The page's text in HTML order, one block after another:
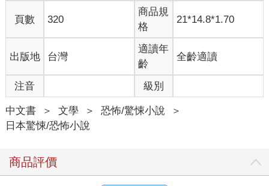
不知怎地，話題已經從批判有人拿命案當成遲到的藉口，變成熱
烈地猜測凶手的動機。但我突然想到的一件事。
「你們不覺得很像之前發生在東京都內的連續殺人案嗎……」
「妳是說那個模仿『新宿斷肢殺人案』的傢伙嗎？」
「嗯。同樣都是身體有一部分不見了。」
「都內到大宮的距離不到一小時，倒也不是不可能。」
這時，日向姐打斷了我們的對話。
「那個……我想到一個非常瘋狂的可能性。」
接著，她傳了一個淚眼迷濛、渾身發抖的小熊貼圖。
「發生在都內的連續殺人案，是不是跟阿幸做的夢有點像啊？」
突然冒出一個和連續殺人案八竿子打不著的名字，我嚇了一大
頁數 320
商品規
格
21*14.8*1.70
出版地 台灣
適讀年
齡
全齡適讀
注音 級別
中文書 ＞ 文學 ＞ 恐怖/驚悚小說
＞
日本驚悚/恐怖小說
商品評價